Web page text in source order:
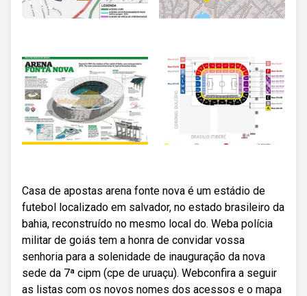
Casa de apostas arena fonte nova é um estádio de
futebol localizado em salvador, no estado brasileiro da
bahia, reconstruído no mesmo local do. Weba polícia
militar de goiás tem a honra de convidar vossa
senhoria para a solenidade de inauguração da nova
sede da 7ª cipm (cpe de uruaçu). Webconfira a seguir
as listas com os novos nomes dos acessos e o mapa